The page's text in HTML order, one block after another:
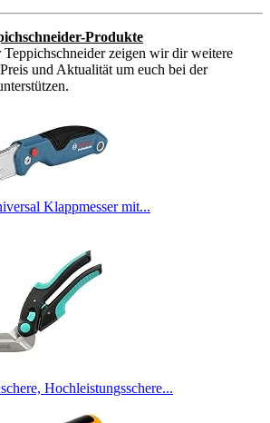
Produkte
zeigen wir dir weitere
und Aktualität um euch bei der
Klappmesser mit...
Hochleistungsschere...